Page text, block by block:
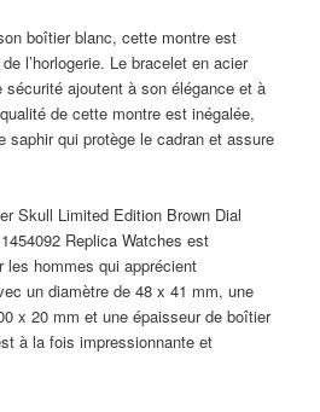
boîtier blanc, cette montre est
l’horlogerie. Le bracelet en acier
ajoutent à son élégance et à
de cette montre est inégalée,
saphir qui protège le cadran et assure
Skull Limited Edition Brown Dial
Replica Watches est
les hommes qui apprécient
un diamètre de 48 x 41 mm, une
x 20 mm et une épaisseur de boîtier
à la fois impressionnante et